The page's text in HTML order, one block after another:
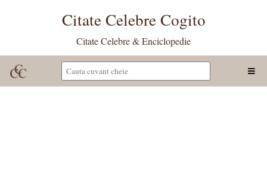
Citate Celebre Cogito
Citate Celebre & Enciclopedie